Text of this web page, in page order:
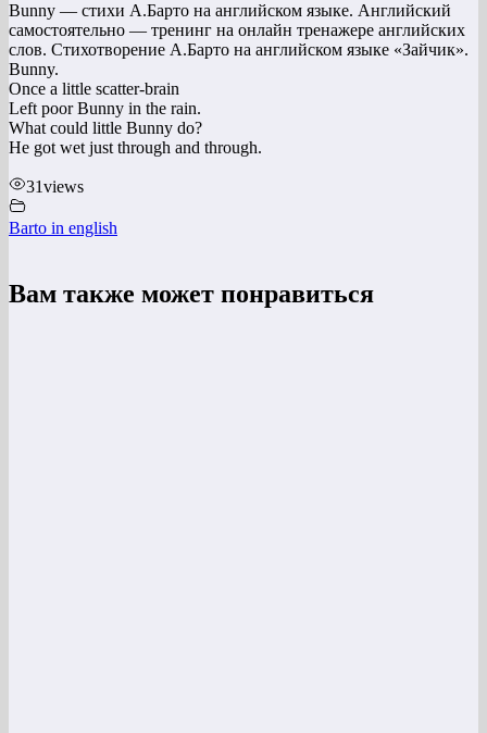
Bunny — стихи А.Барто на английском языке. Английский
самостоятельно — тренинг на онлайн тренажере английских
слов. Стихотворение А.Барто на английском языке «Зайчик».
Bunny.
Once a little scatter-brain
Left poor Bunny in the rain.
What could little Bunny do?
He got wet just through and through.
31views
Barto in english
Вам также может понравиться